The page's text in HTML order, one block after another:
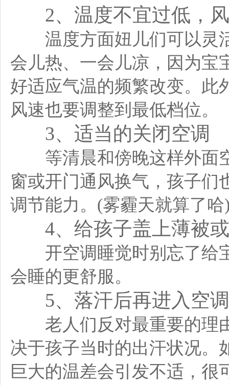
2、温度不宜过低，
温度方面妞儿们可以灵活
会儿热、一会儿凉，因为宝
好适应气温的频繁改变。此
风速也要调整到最低档位。
3、适当的关闭空调
等清晨和傍晚这样外面
窗或开门通风换气，孩子们
调节能力。(雾霾天就算了哈
4、给孩子盖上薄被
开空调睡觉时别忘了给
会睡的更舒服。
5、落汗后再进入空
老人们反对最重要的理
决于孩子当时的出汗状况。
巨大的温差会引发不适，很